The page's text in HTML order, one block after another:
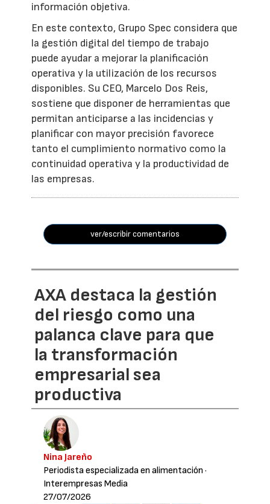
información objetiva.
En este contexto, Grupo Spec considera que
la gestión digital del tiempo de trabajo
puede ayudar a mejorar la planificación
operativa y la utilización de los recursos
disponibles. Su CEO, Marcelo Dos Reis,
sostiene que disponer de herramientas que
permitan anticiparse a las incidencias y
planificar con mayor precisión favorece
tanto el cumplimiento normativo como la
continuidad operativa y la productividad de
las empresas.
ver/escribir comentarios
AXA destaca la gestión
del riesgo como una
palanca clave para que
la transformación
empresarial sea
productiva
Nina Jareño
Periodista especializada en alimentación ·
Interempresas Media
27/07/2026